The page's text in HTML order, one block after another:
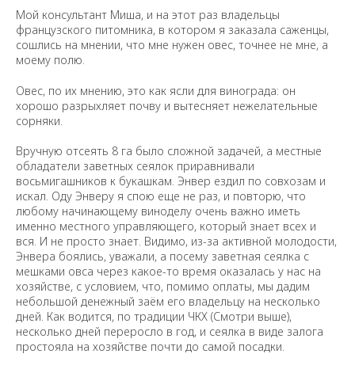
Мой консультант Миша, и на этот раз владельцы
французского питомника, в котором я заказала саженцы,
сошлись на мнении, что мне нужен овес, точнее не мне, а
моему полю.
Овес, по их мнению, это как ясли для винограда: он
хорошо разрыхляет почву и вытесняет нежелательные
сорняки.
Вручную отсеять 8 га было сложной задачей, а местные
обладатели заветных сеялок приравнивали
восьмигашников к букашкам. Энвер ездил по совхозам и
искал. Оду Энверу я спою еще не раз, и повторю, что
любому начинающему виноделу очень важно иметь
именно местного управляющего, который знает всех и
вся. И не просто знает. Видимо, из-за активной молодости,
Энвера боялись, уважали, а посему заветная сеялка с
мешками овса через какое-то время оказалась у нас на
хозяйстве, с условием, что, помимо оплаты, мы дадим
небольшой денежный заём его владельцу на несколько
дней. Как водится, по традиции ЧКХ (Смотри выше),
несколько дней переросло в год, и сеялка в виде залога
простояла на хозяйстве почти до самой посадки.